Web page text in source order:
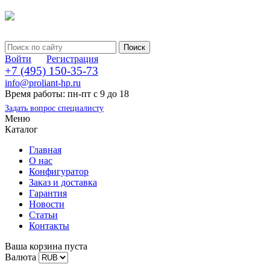
Войти Регистрация
+7 (495) 150-35-73
info@proliant-hp.ru
Время работы: пн-пт с 9 до 18
Задать вопрос специалисту
Меню
Каталог
Главная
О нас
Конфигуратор
Заказ и доставка
Гарантия
Новости
Статьи
Контакты
Ваша корзина пуста
Валюта